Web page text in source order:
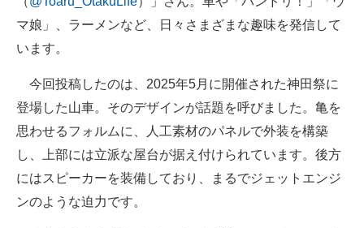
製造業のIT導入・活用を支援
モノづくり技術者専門サイト
エレクトロニクス専門サイト
エネルギーの専門メディア
マ娘」、ラーメンなど、日々さまざまな趣味を発信して
います。
今回投稿したのは、2025年5月に開催された神田祭に
登場した山車。そのデザインが話題を呼びました。亀を
思わせるフォルムに、人工素材のパネルで外装を構築
し、上部には立派な屋台が据え付けられています。後方
にはスピーカーを装備しており、まるでジェットエンジ
ンのような迫力です。